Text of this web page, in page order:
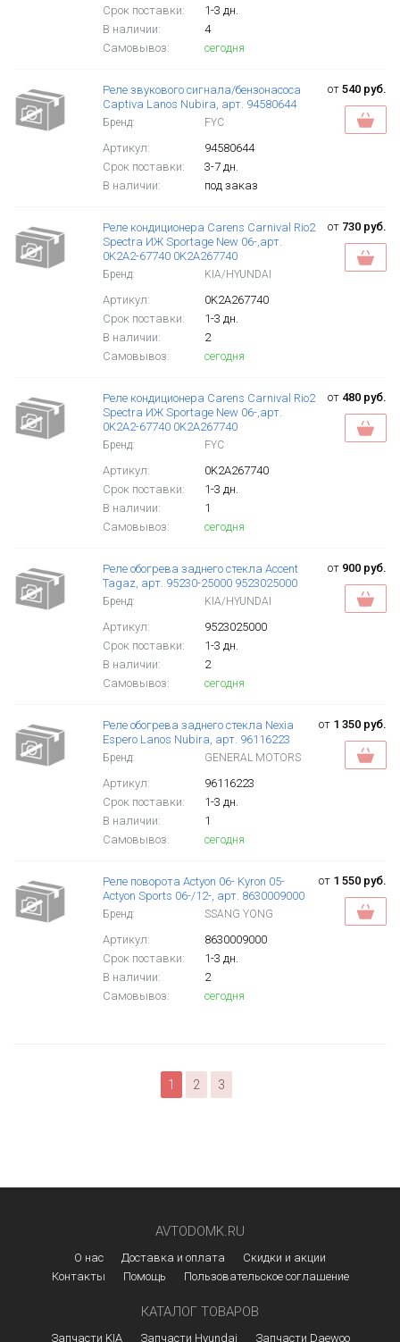
Срок поставки:
1-3 дн.
В наличии:
4
Самовывоз:
сегодня
Реле звукового сигнала/бензонасоса
Captiva Lanos Nubira, арт. 94580644
Бренд: FYC
Артикул:
94580644
Срок поставки:
3-7 дн.
В наличии:
под заказ
от 540 руб.
Реле кондиционера Carens Carnival Rio2
Spectra ИЖ Sportage New 06-,арт.
0K2A2-67740 0K2A267740
Бренд: KIA/HYUNDAI
Артикул:
0K2A267740
Срок поставки:
1-3 дн.
В наличии:
2
Самовывоз:
сегодня
от 730 руб.
Реле кондиционера Carens Carnival Rio2
Spectra ИЖ Sportage New 06-,арт.
0K2A2-67740 0K2A267740
Бренд: FYC
Артикул:
0K2A267740
Срок поставки:
1-3 дн.
В наличии:
1
Самовывоз:
сегодня
от 480 руб.
Реле обогрева заднего стекла Accent
Tagaz, арт. 95230-25000 9523025000
Бренд: KIA/HYUNDAI
Артикул:
9523025000
Срок поставки:
1-3 дн.
В наличии:
2
Самовывоз:
сегодня
от 900 руб.
Реле обогрева заднего стекла Nexia
Espero Lanos Nubira, арт. 96116223
Бренд: GENERAL MOTORS
Артикул:
96116223
Срок поставки:
1-3 дн.
В наличии:
1
Самовывоз:
сегодня
от 1 350 руб.
Реле поворота Actyon 06- Kyron 05-
Actyon Sports 06-/12-, арт. 8630009000
Бренд: SSANG YONG
Артикул:
8630009000
Срок поставки:
1-3 дн.
В наличии:
2
Самовывоз:
сегодня
от 1 550 руб.
1 2 3
AVTODOMK.RU
О нас Доставка и оплата
Скидки и акции
Контакты
Помощь Пользовательское соглашение
КАТАЛОГ ТОВАРОВ
Запчасти KIA Запчасти Hyundai Запчасти Daewoo